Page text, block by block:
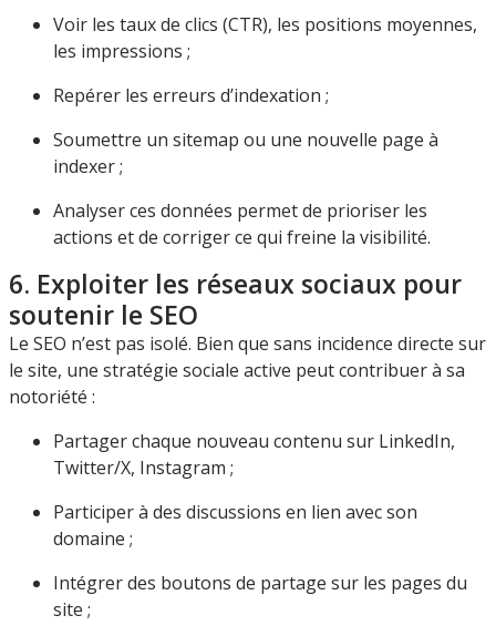
Voir les taux de clics (CTR), les positions moyennes,
les impressions ;
Repérer les erreurs d’indexation ;
Soumettre un sitemap ou une nouvelle page à
indexer ;
Analyser ces données permet de prioriser les
actions et de corriger ce qui freine la visibilité.
6. Exploiter les réseaux sociaux pour
soutenir le SEO
Le SEO n’est pas isolé. Bien que sans incidence directe sur
le site, une stratégie sociale active peut contribuer à sa
notoriété :
Partager chaque nouveau contenu sur LinkedIn,
Twitter/X, Instagram ;
Participer à des discussions en lien avec son
domaine ;
Intégrer des boutons de partage sur les pages du
site ;